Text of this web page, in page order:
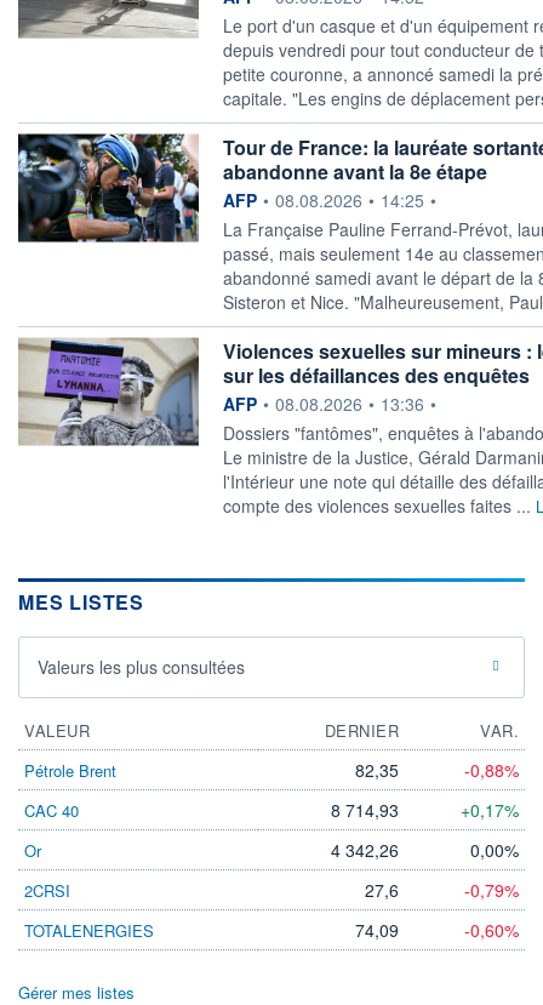
Le port d'un casque et d'un équipement
depuis vendredi pour tout conducteur
petite couronne, a annoncé samedi la
capitale. "Les engins de déplacement
Tour de France: la lauréate
abandonne avant la 8e étape
information fournie par
AFP • 08.08.2026 • 14:25 •
La Française Pauline Ferrand-Prévot,
passé, mais seulement 14e au
abandonné samedi avant le départ de
Sisteron et Nice. "Malheureusement,
Violences sexuelles sur mineurs :
sur les défaillances des enquêtes
information fournie par
AFP • 08.08.2026 • 13:36 •
Dossiers "fantômes", enquêtes à
Le ministre de la Justice, Gérald
l'Intérieur une note qui détaille des
compte des violences sexuelles faites ...
MES LISTES
Valeurs les plus consultées
VALEUR DERNIER
VAR.
Pétrole Brent
82,35 -0,88%
CAC 40 8 714,93 +0,17%
Or 4 342,26 0,00%
2CRSI 27,6 -0,79%
TOTALENERGIES 74,09 -0,60%
Gérer mes listes